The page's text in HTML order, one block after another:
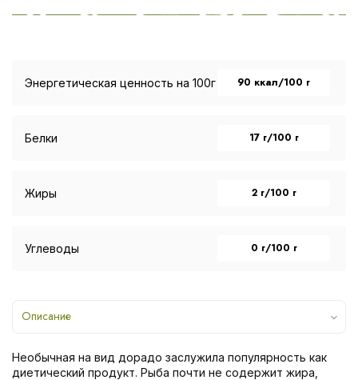
Энергетическая ценность на 100г 90 ккал/100 г
Белки 17 г/100 г
Жиры 2 г/100 г
Углеводы 0 г/100 г
Описание
Необычная на вид дорадо заслужила популярность как
диетический продукт. Рыба почти не содержит жира,